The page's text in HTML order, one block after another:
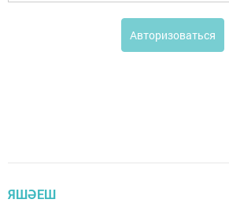
Авторизоваться
ЯШӘЕШ